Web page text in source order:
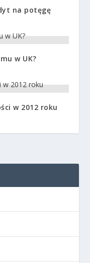
na potęgę
w UK?
w 2012 roku